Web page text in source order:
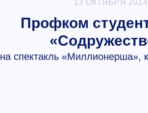
13 ОКТЯБРЯ
Профком
на спектакль «Миллионерша»,